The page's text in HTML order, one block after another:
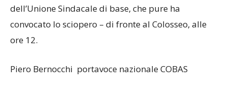
dell’Unione Sindacale di base, che pure ha
convocato lo sciopero – di fronte al Colosseo, alle
ore 12.
Piero Bernocchi portavoce nazionale COBAS